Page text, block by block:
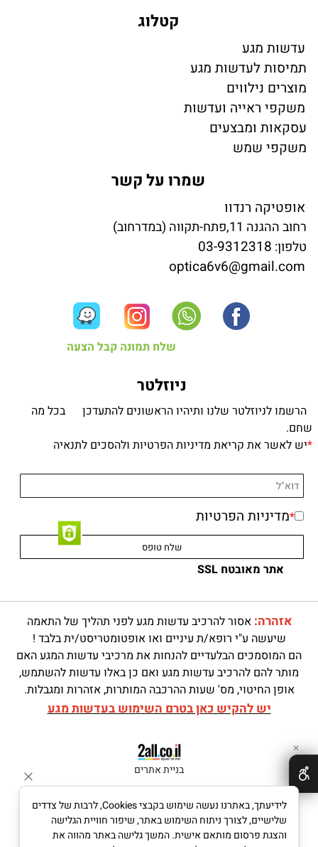
קטלוג
עדשות מגע
תמיסות לעדשות מגע
מוצרים נילווים
משקפי ראייה ועדשות
עסקאות ומבצעים
משקפי שמש
שמרו על קשר
אופטיקה רנדוו
רחוב ההגנה 11,פתח-תקווה (במדרחוב)
טלפון: 03-9312318
שלח תמונה קבל הצעה
ניוזלטר
הרשמו לניוזלטר שלנו ותיהיו הראשונים להתעדכן בכל מה
שחם.
*יש לאשר את קריאת מדיניות הפרטיות ולהסכים לתנאיה
*מדיניות הפרטיות
אתר מאובטח SSL
אזהרה: אסור להרכיב עדשות מגע לפני תהליך של התאמה
שיעשה ע"י רופא/ת עיניים ואו אופטומטריסט/ית בלבד !
הם המוסמכים הבלעדיים להנחות את מרכיבי עדשות המגע האם
מותר להם להרכיב עדשות מגע ואם כן באלו עדשות להשתמש,
אופן החיטוי, מס' שעות ההרכבה המותרות, אזהרות ומגבלות.
יש להקיש כאן בטרם השימוש בעדשות מגע
בניית אתרים
✕
לידיעתך, באתרנו נעשה שימוש בקבצי Cookies, לרבות של צדדים
שלישיים, לצורך ניתוח השימוש באתר, שיפור חוויית הגלישה
והצגת פרסום מותאם אישית. המשך גלישה באתר מהווה את